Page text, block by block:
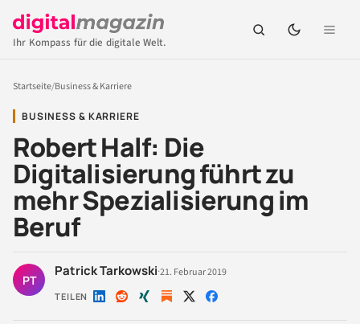
Ihr Kompass für die digitale Welt.
Startseite/Business & Karriere
BUSINESS & KARRIERE
Robert Half: Die
Digitalisierung führt zu
mehr Spezialisierung im
Beruf
PT
Patrick Tarkowski·21. Februar 2019
TEILEN Auf Auf Auf Auf Auf